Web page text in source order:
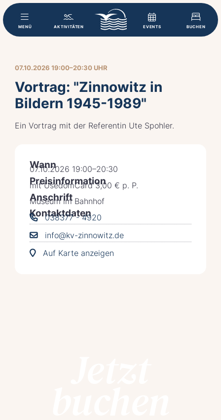
MENÜ AKTIVITÄTEN EVENTS BUCHEN
07.10.2026 19:00–20:30 UHR
Vortrag: "Zinnowitz in
Bildern 1945-1989"
Ein Vortrag mit der Referentin Ute Spohler.
Wann
07.10.2026 19:00–20:30
Preisinformation
mit UsedomCard 3,00 € p. P.
Anschrift
Museum im Bahnhof
Kontaktdaten
038377 - 4920
info@kv-zinnowitz.de
Auf Karte anzeigen